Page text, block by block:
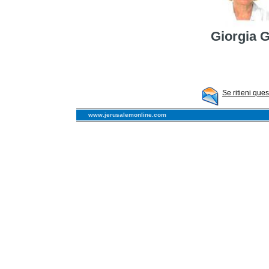
Giorgia
Se ritieni
www.jerusalemonline.com